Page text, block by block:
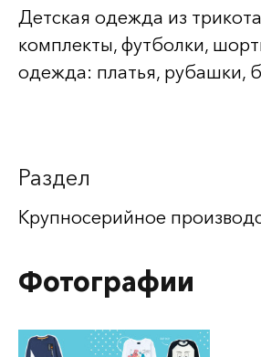
Детская одежда из
комплекты, футболки,
одежда: платья, рубашки,
Раздел
Крупносерийное
Фотографии